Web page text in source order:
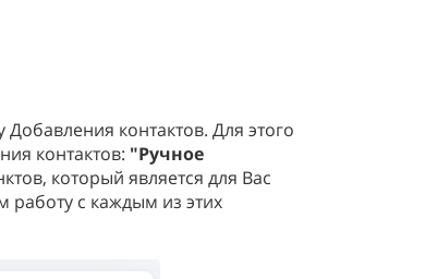
контактов. Для этого
контактов: "Ручное
который является для Вас
работу с каждым из этих